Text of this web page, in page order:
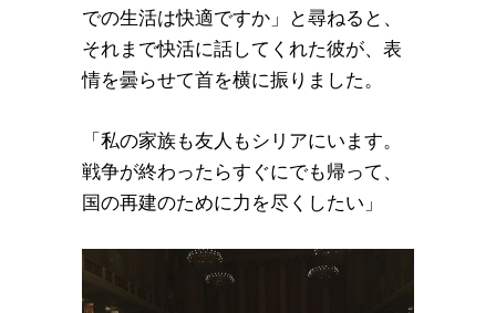
での生活は快適ですか」と尋ねると、
それまで快活に話してくれた彼が、表
情を曇らせて首を横に振りました。
「私の家族も友人もシリアにいます。
戦争が終わったらすぐにでも帰って、
国の再建のために力を尽くしたい」